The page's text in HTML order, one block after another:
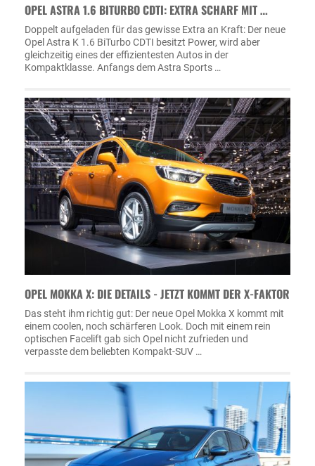
OPEL ASTRA 1.6 BITURBO CDTI: EXTRA SCHARF MIT …
Doppelt aufgeladen für das gewisse Extra an Kraft: Der neue
Opel Astra K 1.6 BiTurbo CDTI besitzt Power, wird aber
gleichzeitig eines der effizientesten Autos in der
Kompaktklasse. Anfangs dem Astra Sports …
OPEL MOKKA X: DIE DETAILS - JETZT KOMMT DER X-FAKTOR
Das steht ihm richtig gut: Der neue Opel Mokka X kommt mit
einem coolen, noch schärferen Look. Doch mit einem rein
optischen Facelift gab sich Opel nicht zufrieden und
verpasste dem beliebten Kompakt-SUV …